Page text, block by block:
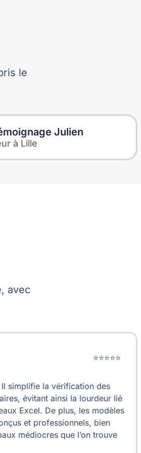
Du côté des locataires,
retours sont également
positifs. Ils apprécient
notamment d'avoir
facilement à leurs
le
Julien
à Lille
avec
⭐⭐⭐⭐⭐
simplifie la vérification des
évitant ainsi la lourdeur lié
Excel. De plus, les modèles
et professionnels, bien
médiocres que l’on trouve